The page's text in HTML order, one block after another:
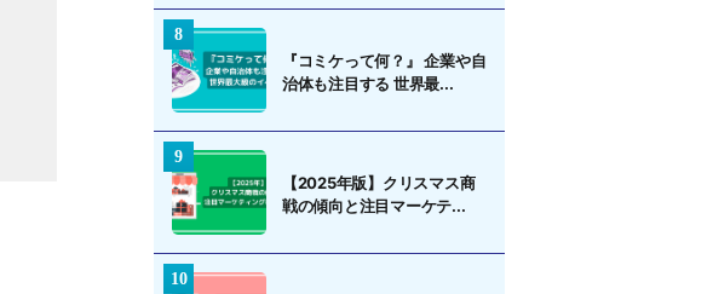
『コミケって何？』 企業や自
治体も注目する 世界最...
【2025年版】クリスマス商
戦の傾向と注目マーケテ...